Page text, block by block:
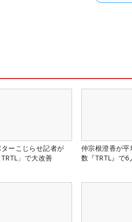
ーこじらせ記者が
TRTL」で大改善
仲宗根澄香が平
数『TRTL』で6